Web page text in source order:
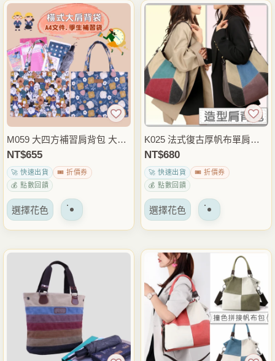
多
種
變
體。
可
以
在
產
頁
上
擇
多
種
變
體。
可
以
產
頁
上
擇
M059 大四方補習肩背包 大容
量A4文件袋 防潑水資料袋 補
習袋 書袋 上課通勤包 雨朵防
水包
NT$655
🚀 快速出貨
🎟️ 折價券
💰 點數回饋
選擇花色 該
有
多
變
體。
可
以
在
K025 法式復古厚帆布單肩包
大容量拼色肩背包 托特包 通
勤包
NT$680
🚀 快速出貨
🎟️ 折價券
💰 點數回饋
選擇花色 該
有
多
種
變
體。
可
以
在